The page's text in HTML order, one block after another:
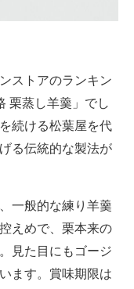
ストアのランキン
栗蒸し羊羹」でし
続ける松葉屋を代
る伝統的な製法が
一般的な練り羊羹
えめで、栗本来の
見た目にもゴージ
ます。賞味期限は